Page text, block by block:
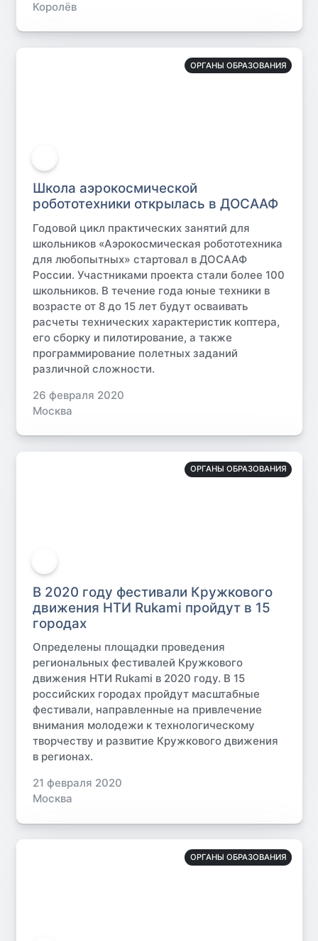
Королёв
ОРГАНЫ ОБРАЗОВАНИЯ
Школа аэрокосмической
робототехники открылась в ДОСААФ
Годовой цикл практических занятий для
школьников «Аэрокосмическая робототехника
для любопытных» стартовал в ДОСААФ
России. Участниками проекта стали более 100
школьников. В течение года юные техники в
возрасте от 8 до 15 лет будут осваивать
расчеты технических характеристик коптера,
его сборку и пилотирование, а также
программирование полетных заданий
различной сложности.
26 февраля 2020
Москва
ОРГАНЫ ОБРАЗОВАНИЯ
В 2020 году фестивали Кружкового
движения НТИ Rukami пройдут в 15
городах
Определены площадки проведения
региональных фестивалей Кружкового
движения НТИ Rukami в 2020 году. В 15
российских городах пройдут масштабные
фестивали, направленные на привлечение
внимания молодежи к технологическому
творчеству и развитие Кружкового движения
в регионах.
21 февраля 2020
Москва
ОРГАНЫ ОБРАЗОВАНИЯ